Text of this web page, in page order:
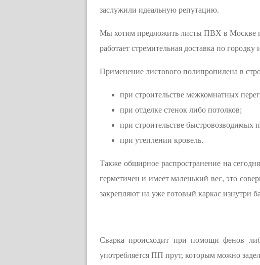
заслужили идеальную репутацию.
Мы хотим предложить листы ПВХ в Москве
работает стремительная доставка по городку
Применение листового полипропилена в
при строительстве межкомнатных
при отделке стенок либо потолков;
при строительстве быстровозводимых
при утеплении кровель.
Также обширное распространение на
герметичен и имеет маленький вес, это
закрепляют на уже готовый каркас изнутри
Сварка происходит при помощи фенов
употребляется ПП прут, которым можно